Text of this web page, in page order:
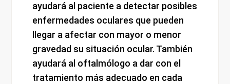
ayudará al paciente a detectar posibles
enfermedades oculares que pueden
llegar a afectar con mayor o menor
gravedad su situación ocular. También
ayudará al oftalmólogo a dar con el
tratamiento más adecuado en cada